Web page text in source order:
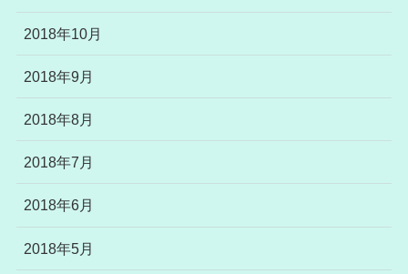
2018年10月
2018年9月
2018年8月
2018年7月
2018年6月
2018年5月